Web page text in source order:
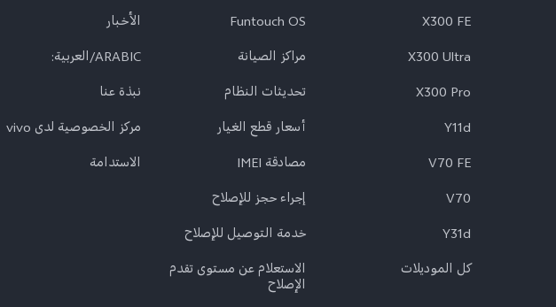
X300 FE
X300 Ultra
X300 Pro
Y11d
V70 FE
V70
Y31d
كل الموديلات
Funtouch OS
مراكز الصيانة
تحديثات النظام
أسعار قطع الغيار
مصادقة IMEI
إجراء حجز للإصلاح
خدمة التوصيل للإصلاح
الاستعلام عن مستوى تقدم
الإصلاح
الأخبار
ARABIC/العربية:
نبذة عنا
مركز الخصوصية لدى vivo
الاستدامة